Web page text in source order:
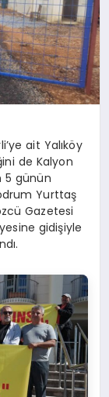
ait Yalıköy
de Kalyon
5 günün
Yurttaş
Gazetesi
gidişiyle